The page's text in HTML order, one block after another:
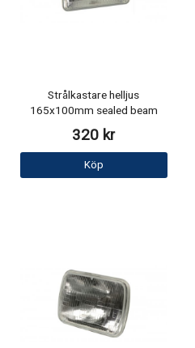
Strålkastare helljus
165x100mm sealed beam
320 kr
Köp